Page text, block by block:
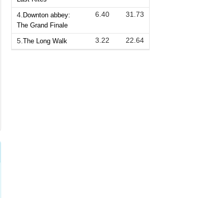
4. Downton abbey:
The Grand Finale
6.40 31.73
5. The Long Walk 3.22 22.64